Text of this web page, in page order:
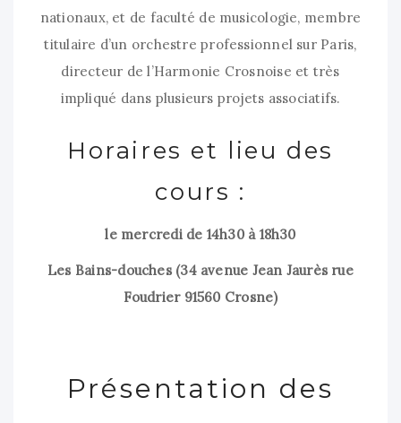
nationaux, et de faculté de musicologie, membre
titulaire d’un orchestre professionnel sur Paris,
directeur de l’Harmonie Crosnoise et très
impliqué dans plusieurs projets associatifs.
Horaires et lieu des
cours :
le mercredi de 14h30 à 18h30
Les Bains-douches (34 avenue Jean Jaurès rue
Foudrier 91560 Crosne)
Présentation des